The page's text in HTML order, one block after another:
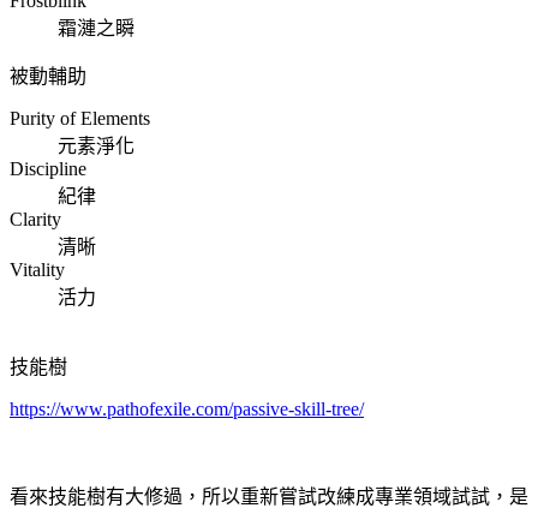
霜漣之瞬
被動輔助
Purity of Elements
元素淨化
Discipline
紀律
Clarity
清晰
Vitality
活力
技能樹
https://www.pathofexile.com/passive-skill-tree/
看來技能樹有大修過，所以重新嘗試改練成專業領域試試，是